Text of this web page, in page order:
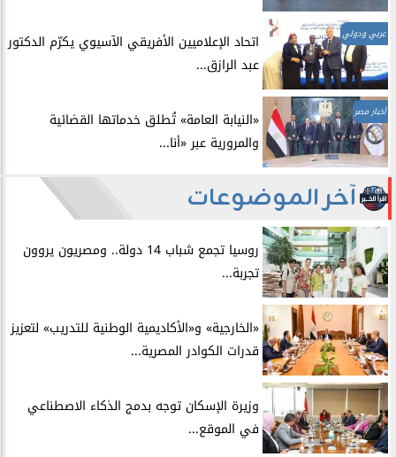
عربي ودولي
اتحاد الإعلاميين الأفريقي الآسيوي يكرّم الدكتور
عبد الرازق...
أخبار مصر
​«النيابة العامة» تُطلق خدماتها القضائية
والمرورية عبر «أنا...
آخر الموضوعات
روسيا تجمع شباب 14 دولة.. ومصريون يروون
تجربة...
​«الخارجية» و«الأكاديمية الوطنية للتدريب» لتعزيز
قدرات الكوادر المصرية...
​وزيرة الإسكان توجه بدمج الذكاء الاصطناعي
في الموقع...